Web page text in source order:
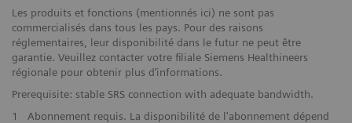
Les produits et fonctions (mentionnés ici) ne sont pas
commercialisés dans tous les pays. Pour des raisons
réglementaires, leur disponibilité dans le futur ne peut être
garantie. Veuillez contacter votre filiale Siemens Healthineers
régionale pour obtenir plus d’informations.
Prerequisite: stable SRS connection with adequate bandwidth.
1
Abonnement requis. La disponibilité de l'abonnement dépend